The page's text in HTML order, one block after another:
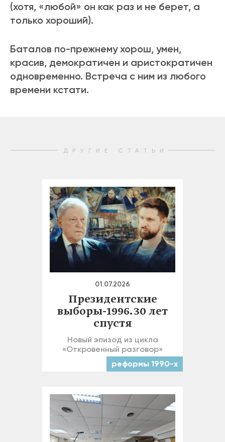
(хотя, «любой» он как раз и не берет, а
только хороший).
Баталов по-прежнему хорош, умен,
красив, демократичен и аристократичен
одновременно. Встреча с ним из любого
времени кстати.
ДРУГИЕ СТАТЬИ
01.07.2026
Президентские
выборы-1996. 30 лет
спустя
Новый эпизод из цикла
«Откровенный разговор»
реформы 1990-х